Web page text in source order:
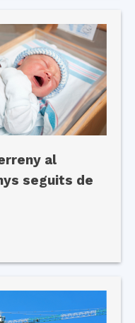
al
seguits de